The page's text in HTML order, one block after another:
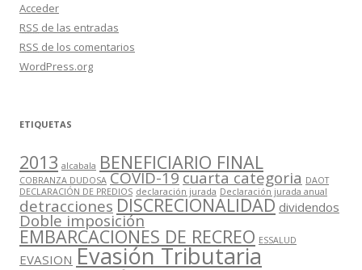
Acceder
RSS de las entradas
RSS de los comentarios
WordPress.org
ETIQUETAS
2013 alcabala BENEFICIARIO FINAL
COBRANZA DUDOSA COVID-19cuarta categoria DAOT
DECLARACIÓN DE PREDIOS declaración jurada Declaración jurada anual
detracciones DISCRECIONALIDAD dividendos
Doble imposición
EMBARCACIONES DE RECREO ESSALUD
EVASION Evasión Tributaria